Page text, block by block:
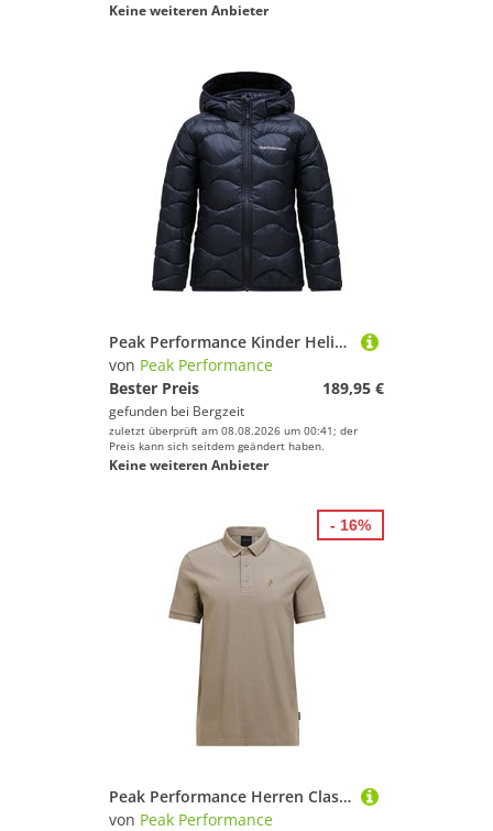
Keine weiteren Anbieter
Peak Performance Kinder Helium Down Hoodie Jacke
von Peak Performance
Bester Preis
189,95 €
gefunden bei Bergzeit
zuletzt überprüft am 08.08.2026 um 00:41; der
Preis kann sich seitdem geändert haben.
Keine weiteren Anbieter
Peak Performance Herren Classic Cotton Polo T-Shirt
von Peak Performance
- 16%